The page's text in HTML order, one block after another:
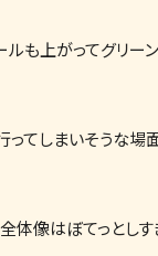
も上がってグリー
てしまいそうな場
体像はぼてっとし